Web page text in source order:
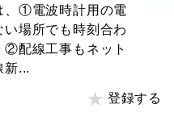
、①電波時計用の電
い場所でも時刻合わ
②配線工事もネット
新...
登録する